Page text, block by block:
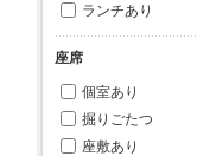
ランチあり
座席
個室あり
掘りごたつ
座敷あり